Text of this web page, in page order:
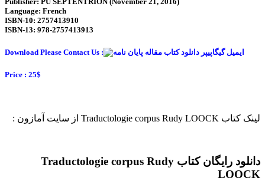
Language: French
ISBN-10: 2757413910
ISBN-13: 978-2757413913
Download Please Contact Us :
Price : 25$
لینک کتاب Traductologie corpus Rudy LOOCK از سایت آمازون :
دانلود رایگان کتاب Traductologie corpus Rudy
LOOCK